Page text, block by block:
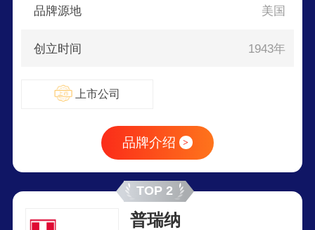
品牌源地 美国
创立时间 1943年
上市公司
品牌介绍 >
TOP 2
普瑞纳